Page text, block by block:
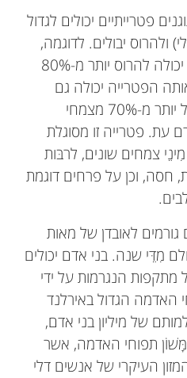
פטרייתיים יכולים לגדול
ולהרוס יבולים. לדוגמה,
פטרייה שנקראת בּוֹטְרִיטִיס יכולה להרוס יותר מ-80%
הפטרייה יכולה גם
לתקוף עגבניות, להשפיע על יותר מ-70% מצמחי
עת. פטרייה זו מסוגלת
להשפיע על יותר מ-1,400 מִינֵי צמחים שונים, לרבּות
חסה, וכן על פרחים דוגמת
גורמים לאובדן של מאות
מִדֵּי שנה. בני אדם יכולים
מתקפות הנגרמות על ידי
האדמה הגדול באירלנד
גרם למותם של מיליון בני אדם,
תפוחי האדמה, אשר
העיקרי של אנשים דלי